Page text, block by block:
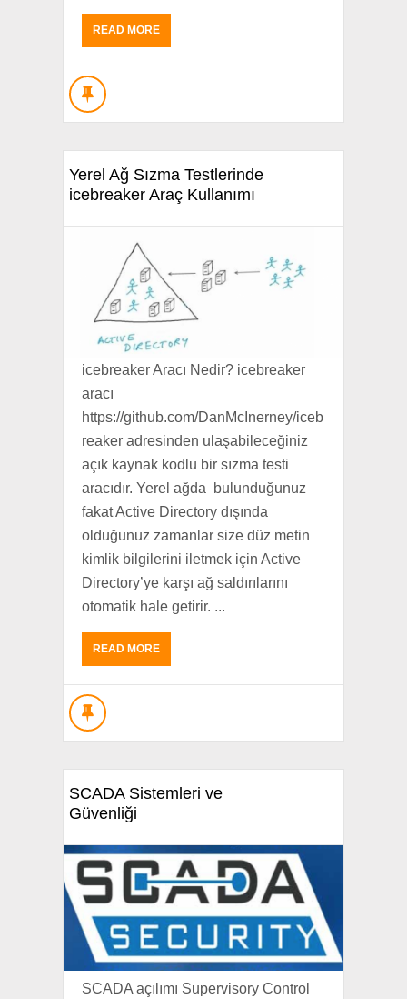
READ MORE
Yerel Ağ Sızma Testlerinde
icebreaker Araç Kullanımı
icebreaker Aracı Nedir? icebreaker
aracı
https://github.com/DanMcInerney/iceb
reaker adresinden ulaşabileceğiniz
açık kaynak kodlu bir sızma testi
aracıdır. Yerel ağda bulunduğunuz
fakat Active Directory dışında
olduğunuz zamanlar size düz metin
kimlik bilgilerini iletmek için Active
Directory’ye karşı ağ saldırılarını
otomatik hale getirir. ...
READ MORE
SCADA Sistemleri ve
Güvenliği
SCADA açılımı Supervisory Control